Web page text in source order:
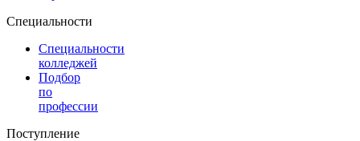
Специальности
Специальности
колледжей
Подбор
по
профессии
Поступление